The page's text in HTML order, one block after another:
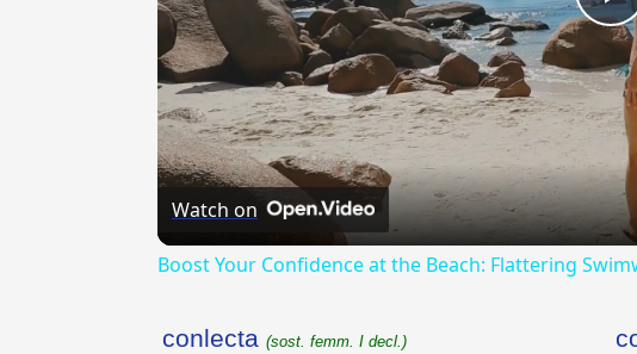
Watch on
Boost Your Confidence at the Beach: Flattering
conlecta (sost. femm. I decl.)